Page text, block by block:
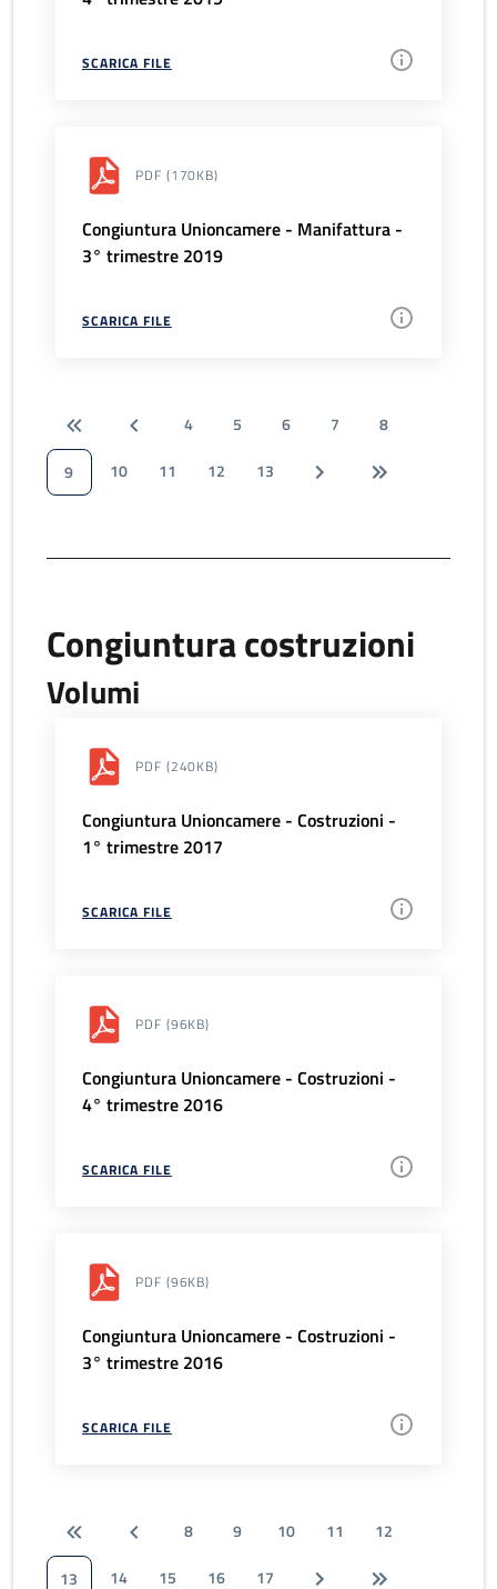
SCARICA FILE
PDF (170KB)
Congiuntura Unioncamere - Manifattura -
3° trimestre 2019
SCARICA FILE
4 5 6 7
8
9
10 11 12 13
Congiuntura costruzioni
Volumi
PDF (240KB)
Congiuntura Unioncamere - Costruzioni -
1° trimestre 2017
SCARICA FILE
PDF (96KB)
Congiuntura Unioncamere - Costruzioni -
4° trimestre 2016
SCARICA FILE
PDF (96KB)
Congiuntura Unioncamere - Costruzioni -
3° trimestre 2016
SCARICA FILE
8 9 10 11
12
13
14 15 16 17